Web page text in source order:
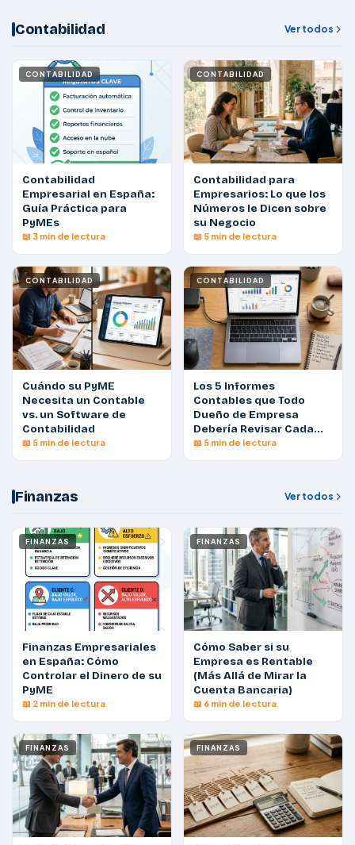
Contabilidad Ver todos
CONTABILIDAD
Contabilidad
Empresarial en España:
Guía Práctica para
PyMEs
📖 3 min de lectura
CONTABILIDAD
Contabilidad para
Empresarios: Lo que los
Números le Dicen sobre
su Negocio
📖 5 min de lectura
CONTABILIDAD
Cuándo su PyME
Necesita un Contable
vs. un Software de
Contabilidad
📖 5 min de lectura
CONTABILIDAD
Los 5 Informes
Contables que Todo
Dueño de Empresa
Debería Revisar Cada
Mes
📖 5 min de lectura
Finanzas Ver todos
FINANZAS
Finanzas Empresariales
en España: Cómo
Controlar el Dinero de su
PyME
📖 2 min de lectura
FINANZAS
Cómo Saber si su
Empresa es Rentable
(Más Allá de Mirar la
Cuenta Bancaria)
📖 6 min de lectura
FINANZAS FINANZAS